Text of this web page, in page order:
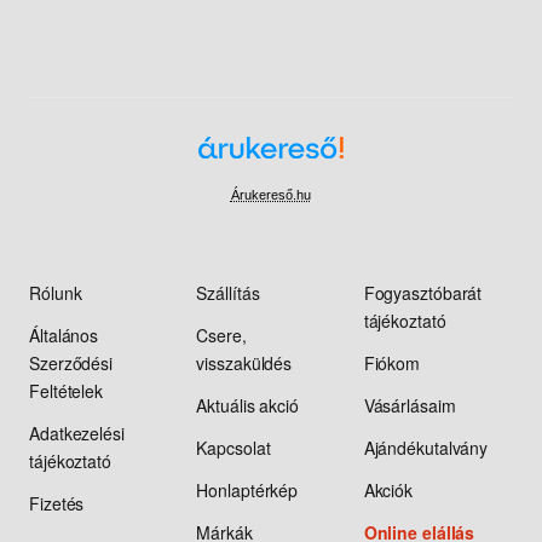
Árukereső.hu
Rólunk
Általános
Szerződési
Feltételek
Adatkezelési
tájékoztató
Fizetés
Szállítás
Csere,
visszaküldés
Aktuális akció
Kapcsolat
Honlaptérkép
Márkák
Fogyasztóbarát
tájékoztató
Fiókom
Vásárlásaim
Ajándékutalvány
Akciók
Online elállás